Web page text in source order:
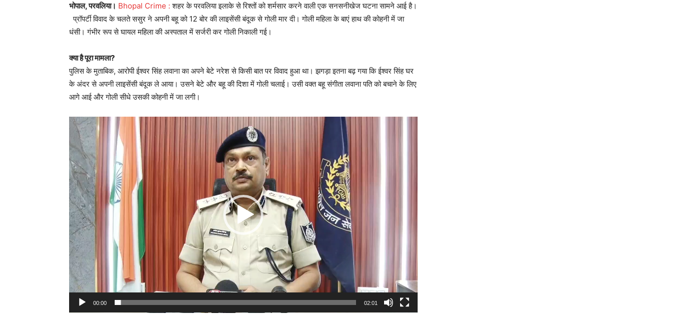
भोपाल, परवलिया। Bhopal Crime : शहर के परवलिया इलाके से रिश्तों को शर्मसार करने वाली एक सनसनीखेज घटना सामने आई है।
प्रॉपर्टी विवाद के चलते ससुर ने अपनी बहू को 12 बोर की लाइसेंसी बंदूक से गोली मार दी। गोली महिला के बाएं हाथ की कोहनी में जा
धंसी। गंभीर रूप से घायल महिला की अस्पताल में सर्जरी कर गोली निकाली गई।
क्या है पूरा मामला?
पुलिस के मुताबिक, आरोपी ईश्वर सिंह लवाना का अपने बेटे नरेश से किसी बात पर विवाद हुआ था। झगड़ा इतना बढ़ गया कि ईश्वर सिंह घर
के अंदर से अपनी लाइसेंसी बंदूक ले आया। उसने बेटे और बहू की दिशा में गोली चलाई। उसी वक्त बहू संगीता लवाना पति को बचाने के लिए
आगे आई और गोली सीधे उसकी कोहनी में जा लगी।
Video
Player
00:00 02:01